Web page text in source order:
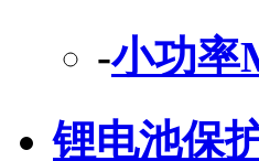
-小功率
锂电池保